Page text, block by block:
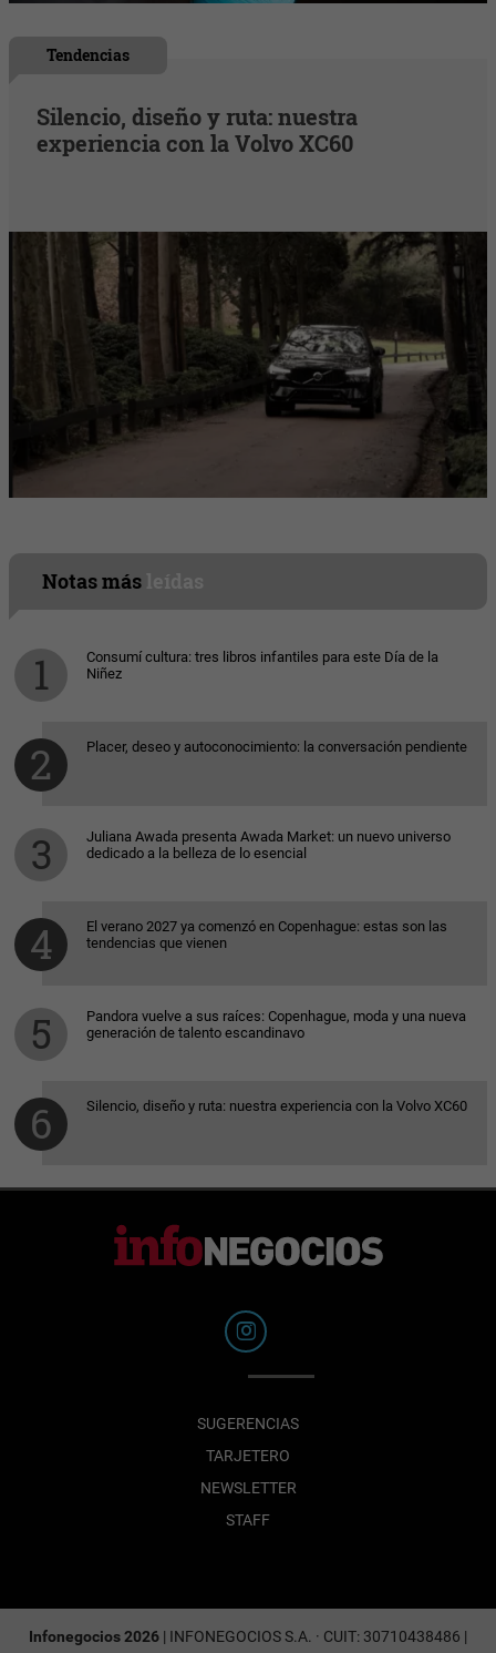
Tendencias
Silencio, diseño y ruta: nuestra
experiencia con la Volvo XC60
Notas más
Consumí cultura: tres libros infantiles para este Día de la
Niñez
Placer, deseo y autoconocimiento: la conversación pendiente
Juliana Awada presenta Awada Market: un nuevo universo
dedicado a la belleza de lo esencial
El verano 2027 ya comenzó en Copenhague: estas son las
tendencias que vienen
Pandora vuelve a sus raíces: Copenhague, moda y una nueva
generación de talento escandinavo
Silencio, diseño y ruta: nuestra experiencia con la Volvo XC60
SUGERENCIAS
TARJETERO
NEWSLETTER
STAFF
Infonegocios 2026 | INFONEGOCIOS S.A. · CUIT: 30710438486 |